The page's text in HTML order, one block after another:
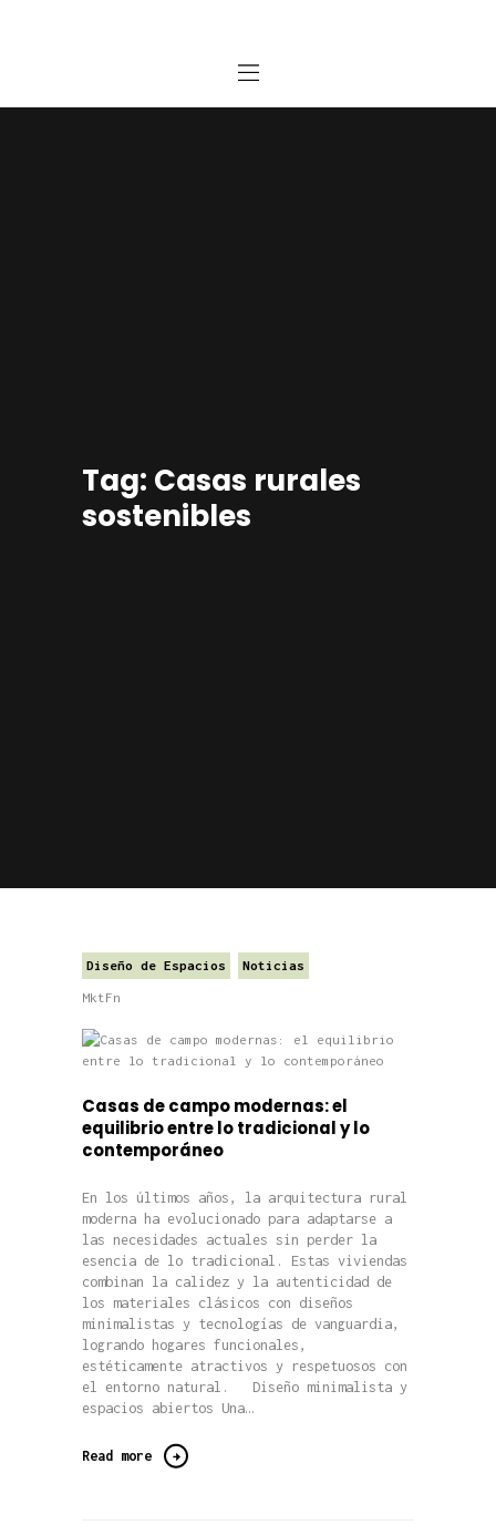
Tag: Casas rurales
sostenibles
Diseño de Espacios Noticias
MktFn
Casas de campo modernas: el
equilibrio entre lo tradicional y lo
contemporáneo
En los últimos años, la arquitectura rural
moderna ha evolucionado para adaptarse a
las necesidades actuales sin perder la
esencia de lo tradicional. Estas viviendas
combinan la calidez y la autenticidad de
los materiales clásicos con diseños
minimalistas y tecnologías de vanguardia,
logrando hogares funcionales,
estéticamente atractivos y respetuosos con
el entorno natural. Diseño minimalista y
espacios abiertos Una…
Read more